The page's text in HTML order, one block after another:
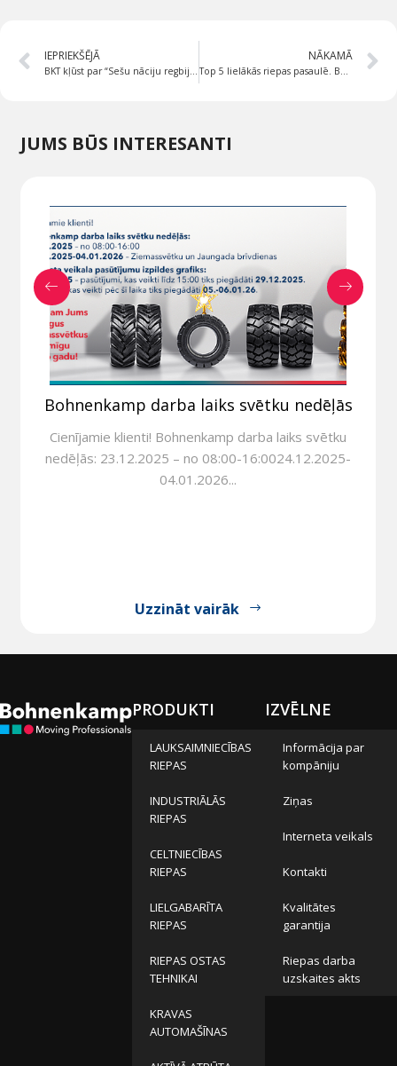
IEPRIEKŠĒJĀ NĀKAMĀ
JUMS BŪS INTERESANTI
Bohnenkamp darba laiks svētku nedēļās
Cienījamie klienti! Bohnenkamp darba laiks svētku
nedēļās: 23.12.2025 – no 08:00-16:0024.12.2025-
04.01.2026...
Uzzināt vairāk
PRODUKTI
LAUKSAIMNIECĪBAS
RIEPAS
INDUSTRIĀLĀS
RIEPAS
CELTNIECĪBAS
RIEPAS
LIELGABARĪTA
RIEPAS
RIEPAS OSTAS
TEHNIKAI
KRAVAS
AUTOMAŠĪNAS
IZVĒLNE
Informācija par
kompāniju
Ziņas
Interneta veikals
Kontakti
Kvalitātes
garantija
Riepas darba
uzskaites akts